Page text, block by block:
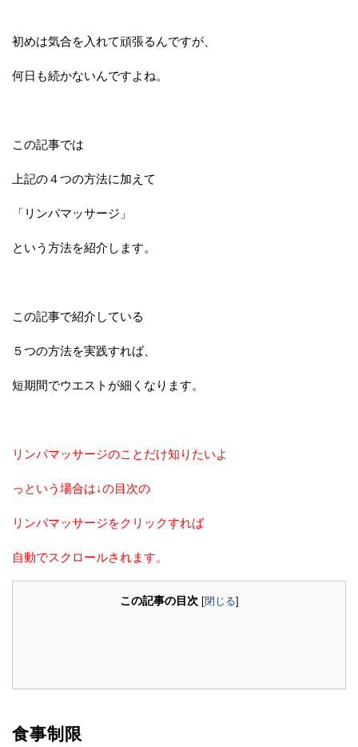
初めは気合を入れて頑張るんですが、
何日も続かないんですよね。
この記事では
上記の４つの方法に加えて
「リンパマッサージ」
という方法を紹介します。
この記事で紹介している
５つの方法を実践すれば、
短期間でウエストが細くなります。
リンパマッサージのことだけ知りたいよ
っという場合は↓の目次の
リンパマッサージをクリックすれば
自動でスクロールされます。
この記事の目次 [閉じる]
食事制限